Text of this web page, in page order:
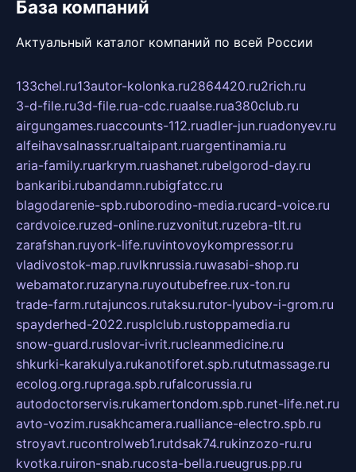
База компаний
Актуальный каталог компаний по всей России
133chel.ru13autor-kolonka.ru2864420.ru2rich.ru
3-d-file.ru3d-file.rua-cdc.ruaalse.rua380club.ru
airgungames.ruaccounts-112.ruadler-jun.ruadonyev.ru
alfeihavsalnassr.rualtaipant.ruargentinamia.ru
aria-family.ruarkrym.ruashanet.rubelgorod-day.ru
bankaribi.rubandamn.rubigfatcc.ru
blagodarenie-spb.ruborodino-media.rucard-voice.ru
cardvoice.ruzed-online.ruzvonitut.ruzebra-tlt.ru
zarafshan.ruyork-life.ruvintovoykompressor.ru
vladivostok-map.ruvlknrussia.ruwasabi-shop.ru
webamator.ruzaryna.ruyoutubefree.rux-ton.ru
trade-farm.rutajuncos.rutaksu.rutor-lyubov-i-grom.ru
spayderhed-2022.rusplclub.rustoppamedia.ru
snow-guard.ruslovar-ivrit.rucleanmedicine.ru
shkurki-karakulya.rukanotiforet.spb.rututmassage.ru
ecolog.org.rupraga.spb.rufalcorussia.ru
autodoctorservis.rukamertondom.spb.runet-life.net.ru
avto-vozim.rusakhcamera.rualliance-electro.spb.ru
stroyavt.rucontrolweb1.rutdsak74.rukinzozo-ru.ru
kvotka.ruiron-snab.rucosta-bella.rueugrus.pp.ru